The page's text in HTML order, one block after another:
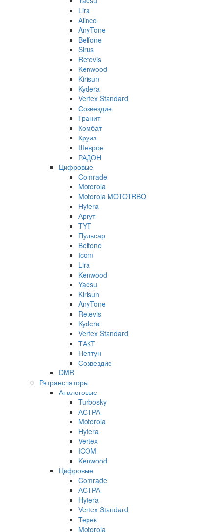
Lira
Alinco
AnyTone
Belfone
Sirus
Retevis
Kenwood
Kirisun
Kydera
Vertex Standard
Созвездие
Гранит
Комбат
Круиз
Шеврон
РАДОН
Цифровые
Comrade
Motorola
Motorola MOTOTRBO
Hytera
Аргут
TYT
Пульсар
Belfone
Icom
Lira
Kenwood
Yaesu
Kirisun
AnyTone
Retevis
Kydera
Vertex Standard
ТАКТ
Нептун
Созвездие
DMR
Ретрансляторы
Аналоговые
Turbosky
АСТРА
Motorola
Hytera
Vertex
ICOM
Kenwood
Цифровые
Comrade
АСТРА
Hytera
Vertex Standard
Терек
Motorola